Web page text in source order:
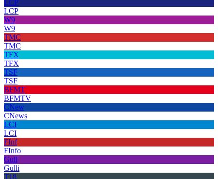
LCP
LCP
W9
W9
TMC
TMC
TFX
TFX
TSF
TSF
BFMT
BFMTV
CNew
CNews
LCI
LCI
FInf
FInfo
Gull
Gulli
T18